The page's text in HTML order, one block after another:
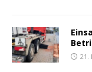
21.